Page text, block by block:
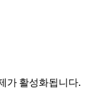
가 활성화됩니다.